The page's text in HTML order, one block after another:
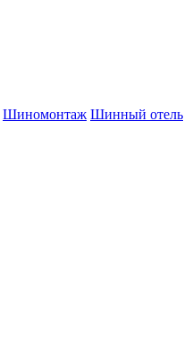
Шиномонтаж Шинный отель